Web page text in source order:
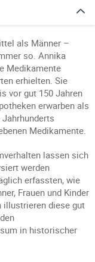
als Männer –
so. Annika
Medikamente
erhielten. Sie
vor gut 150 Jahren
erwarben als
Medikamente.
lassen sich
werden
erfassten, wie
Frauen und Kinder
illustrieren diese gut
in historischer